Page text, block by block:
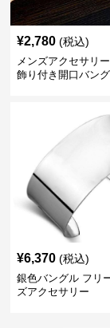
¥2,780 (税込)
メンズアクセサリ
飾り付き開口バン
¥6,370 (税込)
銀色バングル フリ
ズアクセサリー